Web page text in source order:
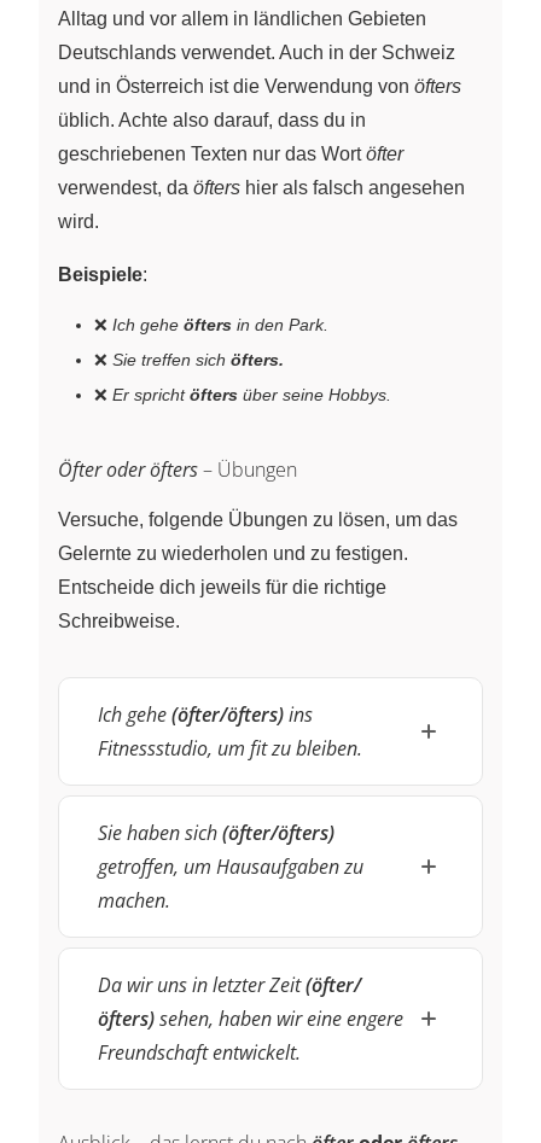
Alltag und vor allem in ländlichen Gebieten
Deutschlands verwendet. Auch in der Schweiz
und in Österreich ist die Verwendung von öfters
üblich. Achte also darauf, dass du in
geschriebenen Texten nur das Wortöfter
verwendest, da öfters hier als falsch angesehen
wird.
Beispiele:
❌ Ich gehe öfters in den Park.
❌ Sie treffen sich öfters.
❌ Er sprichtöfters über seine Hobbys.
Öfter oder öfters– Übungen
Versuche, folgende Übungen zu lösen, um das
Gelernte zu wiederholen und zu festigen.
Entscheide dich jeweils für die richtige
Schreibweise.
Ich gehe(öfter/öfters)ins
Fitnessstudio, um fit zu bleiben.
Sie haben sich(öfter/öfters)
getroffen, um Hausaufgaben zu
machen.
Da wir uns in letzter Zeit(öfter/
öfters)sehen, haben wir eine engere
Freundschaft entwickelt.